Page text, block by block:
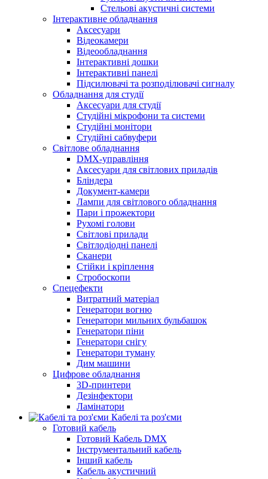
Стельові акустичні системи
Інтерактивне обладнання
Аксесуари
Відеокамери
Відеообладнання
Інтерактивні дошки
Інтерактивні панелі
Підсилювачі та розподілювачі сигналу
Обладнання для студії
Аксесуари для студії
Студійні мікрофони та системи
Студійні монітори
Студійні сабвуфери
Світлове обладнання
DMX-управління
Аксесуари для світлових приладів
Бліндера
Документ-камери
Лампи для світлового обладнання
Пари і прожектори
Рухомі голови
Світлові прилади
Світлодіодні панелі
Сканери
Стійки і кріплення
Стробоскопи
Спецефекти
Витратний матеріал
Генератори вогню
Генератори мильних бульбашок
Генератори піни
Генератори снігу
Генератори туману
Дим машини
Цифрове обладнання
3D-принтери
Дезінфектори
Ламінатори
Кабелі та роз'єми
Готовий кабель
Готовий Кабель DMX
Інструментальний кабель
Інший кабель
Кабель акустичний